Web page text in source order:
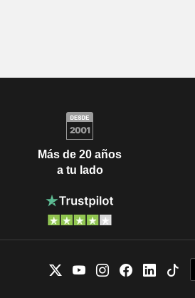
Más de 20 años
a tu lado